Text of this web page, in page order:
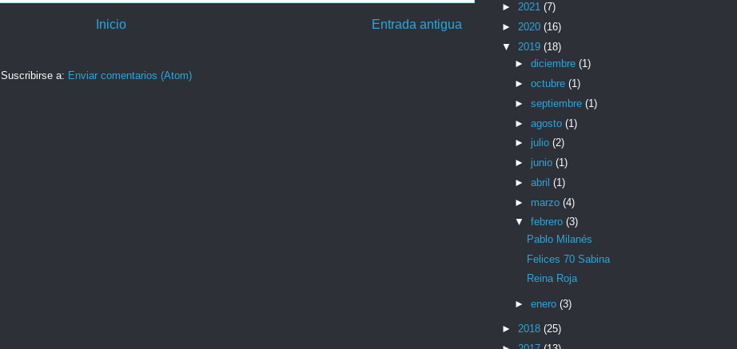
Entrada antigua
Inicio
Suscribirse a: Enviar comentarios (Atom)
► 2021 (7)
► 2020 (16)
▼ 2019 (18)
► diciembre (1)
► octubre (1)
► septiembre (1)
► agosto (1)
► julio (2)
► junio (1)
► abril (1)
► marzo (4)
▼ febrero (3)
Pablo Milanés
Felices 70 Sabina
Reina Roja
► enero (3)
► 2018 (25)